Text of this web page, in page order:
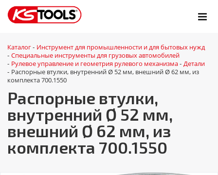
Каталог - Инструмент для промышленности и для бытовых нужд
- Специальные инструменты для грузовых автомобилей
- Рулевое управление и геометрия рулевого механизма - Детали
- Распорные втулки, внутренний Ø 52 мм, внешний Ø 62 мм, из
комплекта 700.1550
Распорные втулки,
внутренний Ø 52 мм,
внешний Ø 62 мм, из
комплекта 700.1550